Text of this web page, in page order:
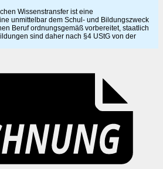
Wissenstransfer ist eine
unmittelbar dem Schul- und Bildungszweck
Beruf ordnungsgemäß vorbereitet, staatlich
sind daher nach §4 UStG von der